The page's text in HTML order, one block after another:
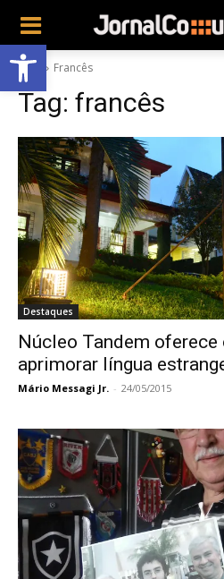
Abrir a barra de ferramentas
Tags Francês
Tag: francês
Destaques
Núcleo Tandem
aprimorar língua
Mário Messagi Jr. - 24/05/2015